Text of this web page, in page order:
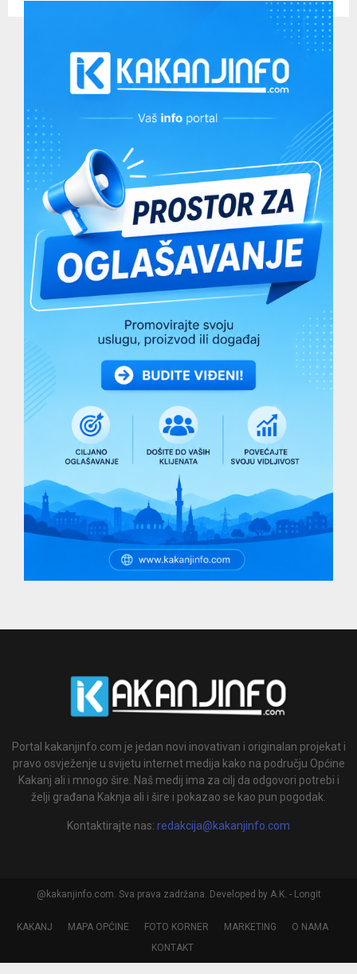
Portal kakanjinfo.com je jedan novi inovativan i originalan projekat i
pravo osvježenje u svijetu internet medija kako na području Općine
Kakanj ali i mnogo šire. Naš medij ima za cilj da odgovori potrebi i
želji građana Kaknja ali i šire i pokazao se kao pun pogodak.
Kontaktirajte nas: redakcija@kakanjinfo.com
@kakanjinfo.com. Sva prava zadržana. Developed by A.K. - Longit
KAKANJ MAPA OPĆINE FOTO KORNER MARKETING
O NAMA
KONTAKT